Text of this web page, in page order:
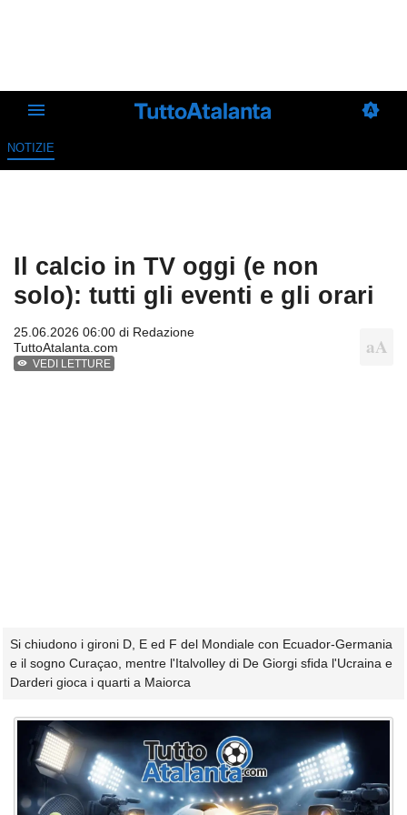
NOTIZIE
Il calcio in TV oggi (e non
solo): tutti gli eventi e gli orari
25.06.2026 06:00 di Redazione
TuttoAtalanta.com
VEDI LETTURE
Si chiudono i gironi D, E ed F del Mondiale con Ecuador-Germania
e il sogno Curaçao, mentre l'Italvolley di De Giorgi sfida l'Ucraina e
Darderi gioca i quarti a Maiorca